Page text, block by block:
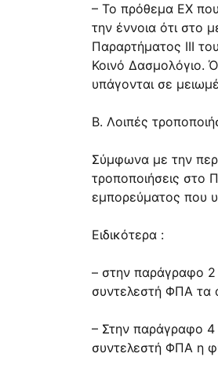
– Το πρόθεμα ΕΧ
την έννοια ότι στο
Παραρτήματος ΙΙΙ
Κοινό Δασμολόγιο.
υπάγονται σε
Β. Λοιπές
Σύμφωνα με την
τροποποιήσεις στο
εμπορεύματος που
Ειδικότερα :
– στην παράγραφο 2
συντελεστή ΦΠΑ τα
– Στην παράγραφο 4
συντελεστή ΦΠΑ η